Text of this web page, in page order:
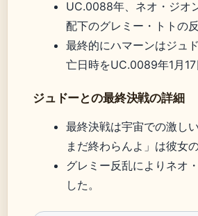
UC.0088年、ネオ・ジオ
配下のグレミー・トトの
最終的にハマーンはジュ
亡日時をUC.0089年1月
ジュドーとの最終決戦の詳細
最終決戦は宇宙での激し
まだ終わらんよ」は彼女
グレミー反乱によりネオ
した。